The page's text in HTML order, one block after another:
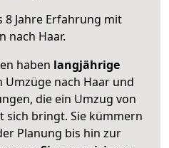
8 Jahre Erfahrung mit
nach Haar.
haben langjährige
Umzüge nach Haar und
die ein Umzug von
sich bringt. Sie kümmern
Planung bis hin zur